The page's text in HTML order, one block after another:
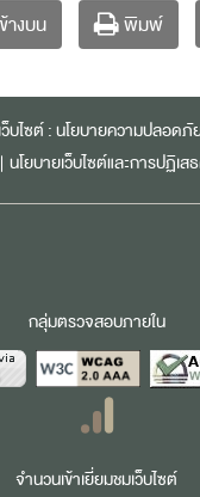
งบน พิมพ์
บไซต์ :นโยบายความปลอดภั
| นโยบายเว็บไซต์และการปฏิเ
กลุ่มตรวจสอบภายใน
จำนวนเข้าเยี่ยมชมเว็บไซต์